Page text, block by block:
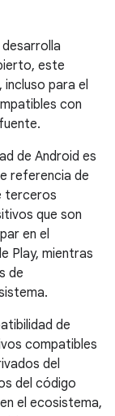
este
para el
con
de Android es
referencia de
terceros
que son
en el
Play, mientras
de
de
compatibles
del
del código
el ecosistema,